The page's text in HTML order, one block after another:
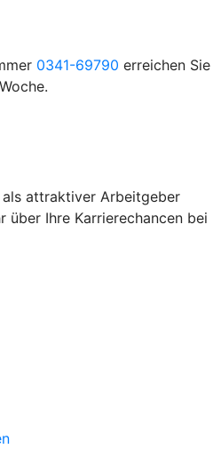
0341-69790 erreichen Sie
attraktiver Arbeitgeber
über Ihre Karrierechancen bei